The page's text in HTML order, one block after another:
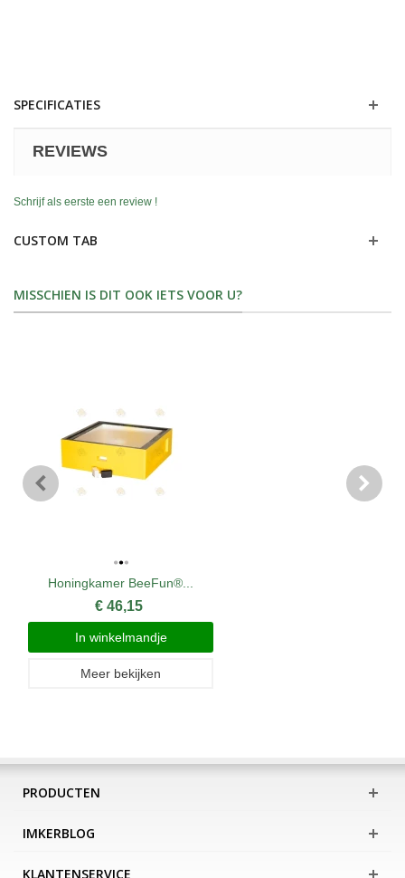
SPECIFICATIES
REVIEWS
Schrijf als eerste een review !
CUSTOM TAB
MISSCHIEN IS DIT OOK IETS VOOR U?
Honingkamer BeeFun®...
€ 46,15
In winkelmandje
Meer bekijken
PRODUCTEN
IMKERBLOG
KLANTENSERVICE